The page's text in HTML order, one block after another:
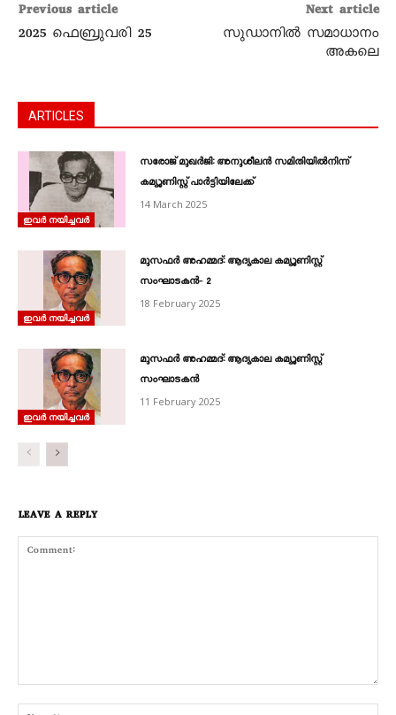
Previous article
2025 ഫെബ്രുവരി 25
Next article
സുഡാനിൽ സമാധാനം
അകലെ
ARTICLES
ഇവർ നയിച്ചവർ
സരോജ്‌ മുഖർജി: അനുശീലൻ സമിതിയിൽനിന്ന്‌
കമ്യൂണിസ്റ്റ്‌ പാർട്ടിയിലേക്ക്‌
14 March 2025
ഇവർ നയിച്ചവർ
മുസഫർ അഹമ്മദ്‌: ആദ്യകാല കമ്യൂണിസ്റ്റ്‌
സംഘാടകൻ‐ 2
18 February 2025
ഇവർ നയിച്ചവർ
മുസഫർ അഹമ്മദ്‌: ആദ്യകാല കമ്യൂണിസ്റ്റ്‌
സംഘാടകൻ
11 February 2025
LEAVE A REPLY